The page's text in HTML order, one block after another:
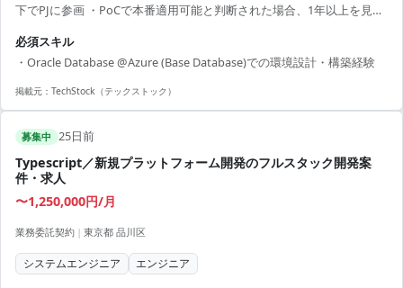
下でPJに参画 ・PoCで本番適用可能と判断された場合、1年以上を見込
必須スキル
・Oracle Database @Azure (Base Database)での環境設計・構築経験
掲載元： TechStock（テックストック）
募集中 25日前
Typescript／新規プラットフォーム開発のフルスタック開発案
件・求人
〜1,250,000円/月
業務委託契約 | 東京都 品川区
システムエンジニア エンジニア